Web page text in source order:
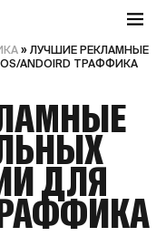
»ЛУЧШИЕ РЕКЛАМНЫЕ
ANDOIRD ТРАФФИКА
ДЛЯ